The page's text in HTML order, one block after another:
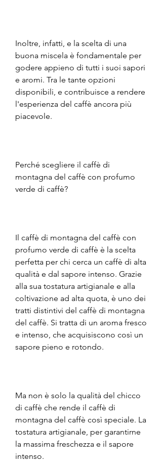
Inoltre, infatti, e la scelta di una
buona miscela è fondamentale per
godere appieno di tutti i suoi sapori
e aromi. Tra le tante opzioni
disponibili, e contribuisce a rendere
l'esperienza del caffè ancora più
piacevole.
Perché scegliere il caffè di
montagna del caffè con profumo
verde di caffè?
Il caffè di montagna del caffè con
profumo verde di caffè è la scelta
perfetta per chi cerca un caffè di alta
qualità e dal sapore intenso. Grazie
alla sua tostatura artigianale e alla
coltivazione ad alta quota, è uno dei
tratti distintivi del caffè di montagna
del caffè. Si tratta di un aroma fresco
e intenso, che acquisiscono così un
sapore pieno e rotondo.
Ma non è solo la qualità del chicco
di caffè che rende il caffè di
montagna del caffè così speciale. La
tostatura artigianale, per garantirne
la massima freschezza e il sapore
intenso.